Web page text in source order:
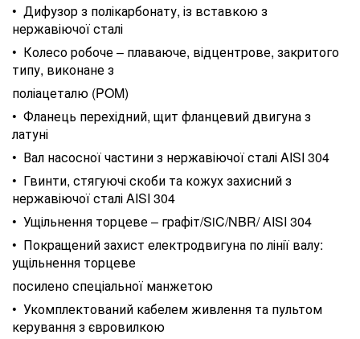
• Дифузор з полікарбонату, із вставкою з
нержавіючої сталі
• Колесо робоче – плаваюче, відцентрове, закритого
типу, виконане з
поліацеталю (POM)
• Фланець перехідний, щит фланцевий двигуна з
латуні
• Вал насосної частини з нержавіючої сталі AISI 304
• Гвинти, стягуючі скоби та кожух захисний з
нержавіючої сталі AISI 304
• Ущільнення торцеве – графіт/SiC/NBR/ AISI 304
• Покращений захист електродвигуна по лінії валу:
ущільнення торцеве
посилено спеціальної манжетою
• Укомплектований кабелем живлення та пультом
керування з євровилкою